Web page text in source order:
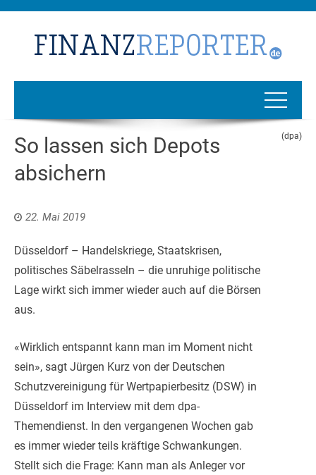
So lassen sich Depots
absichern
(dpa)
22. Mai 2019
Düsseldorf – Handelskriege, Staatskrisen,
politisches Säbelrasseln – die unruhige politische
Lage wirkt sich immer wieder auch auf die Börsen
aus.
«Wirklich entspannt kann man im Moment nicht
sein», sagt Jürgen Kurz von der Deutschen
Schutzvereinigung für Wertpapierbesitz (DSW) in
Düsseldorf im Interview mit dem dpa-
Themendienst. In den vergangenen Wochen gab
es immer wieder teils kräftige Schwankungen.
Stellt sich die Frage: Kann man als Anleger vor